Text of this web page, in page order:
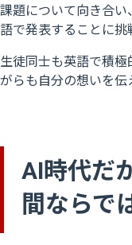
課題について向き合
語で発表することに挑
生徒同士も英語で積
がらも自分の想いを伝
AI時代だ
間ならで